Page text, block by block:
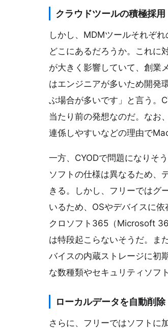
クラウドツールの積極採用
しかし、MDMツールそれぞ
どこにあるだろうか。これに
が大きく影響していて、創業
はエンジニアが多いため開発
ぶ場合が多いです」と言う。
当たり前の発想なのだ。なお
連係しやすいなどの理由で
一方、CYODで問題になりそ
ソフトの仕様は異なるため、
きる。しかし、フリーではグ
いるため、OSやデバイスに
クロソフト365（Microsoft
は特段起こらないそうだ。ま
バイスの内蔵ストレージに初
な数種類やセキュリティソフ
ローカルデータを自動削除
さらに、フリーではソフトに